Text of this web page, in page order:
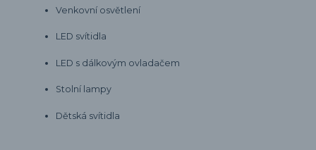
Venkovní osvětlení
LED svítidla
LED s dálkovým ovladačem
Stolní lampy
Dětská svítidla